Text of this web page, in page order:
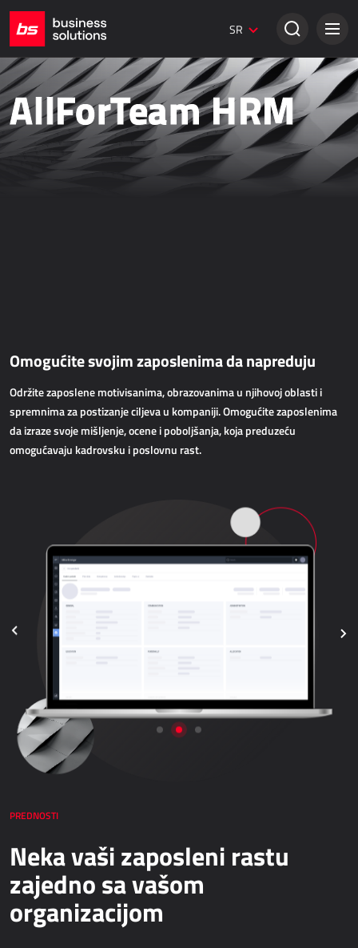
SR
Dynamics 365 Marketing
Digitalni marketing
Umbraco web stranice
Kreativna rešenja
TRADICIONALNA PRODAJA
Dynamics 365 Business Central
AllForWeb
Povećanje online prodaje
WEB APLIKACIJE
Kompleksnije web stranice
Web stranica
MRP - PROIZVODNJA
Dynamics 365 Business Central
Power Display
Netronic - VAPS
NABAVKA
Bezpapirno poslovanje - bizBox
SKLADIŠNO POSLOVANJE I LOGISTIKA
AllForTeam HRM
Omogućite svojim zaposlenima da napreduju
Održite zaposlene motivisanima, obrazovanima u njihovoj oblasti i
spremnima za postizanje ciljeva u kompaniji. Omogućite zaposlenima
da izraze svoje mišljenje, ocene i poboljšanja, koja preduzeću
omogućavaju kadrovsku i poslovnu rast.
PREDNOSTI
Neka vaši zaposleni rastu
zajedno sa vašom
organizacijom